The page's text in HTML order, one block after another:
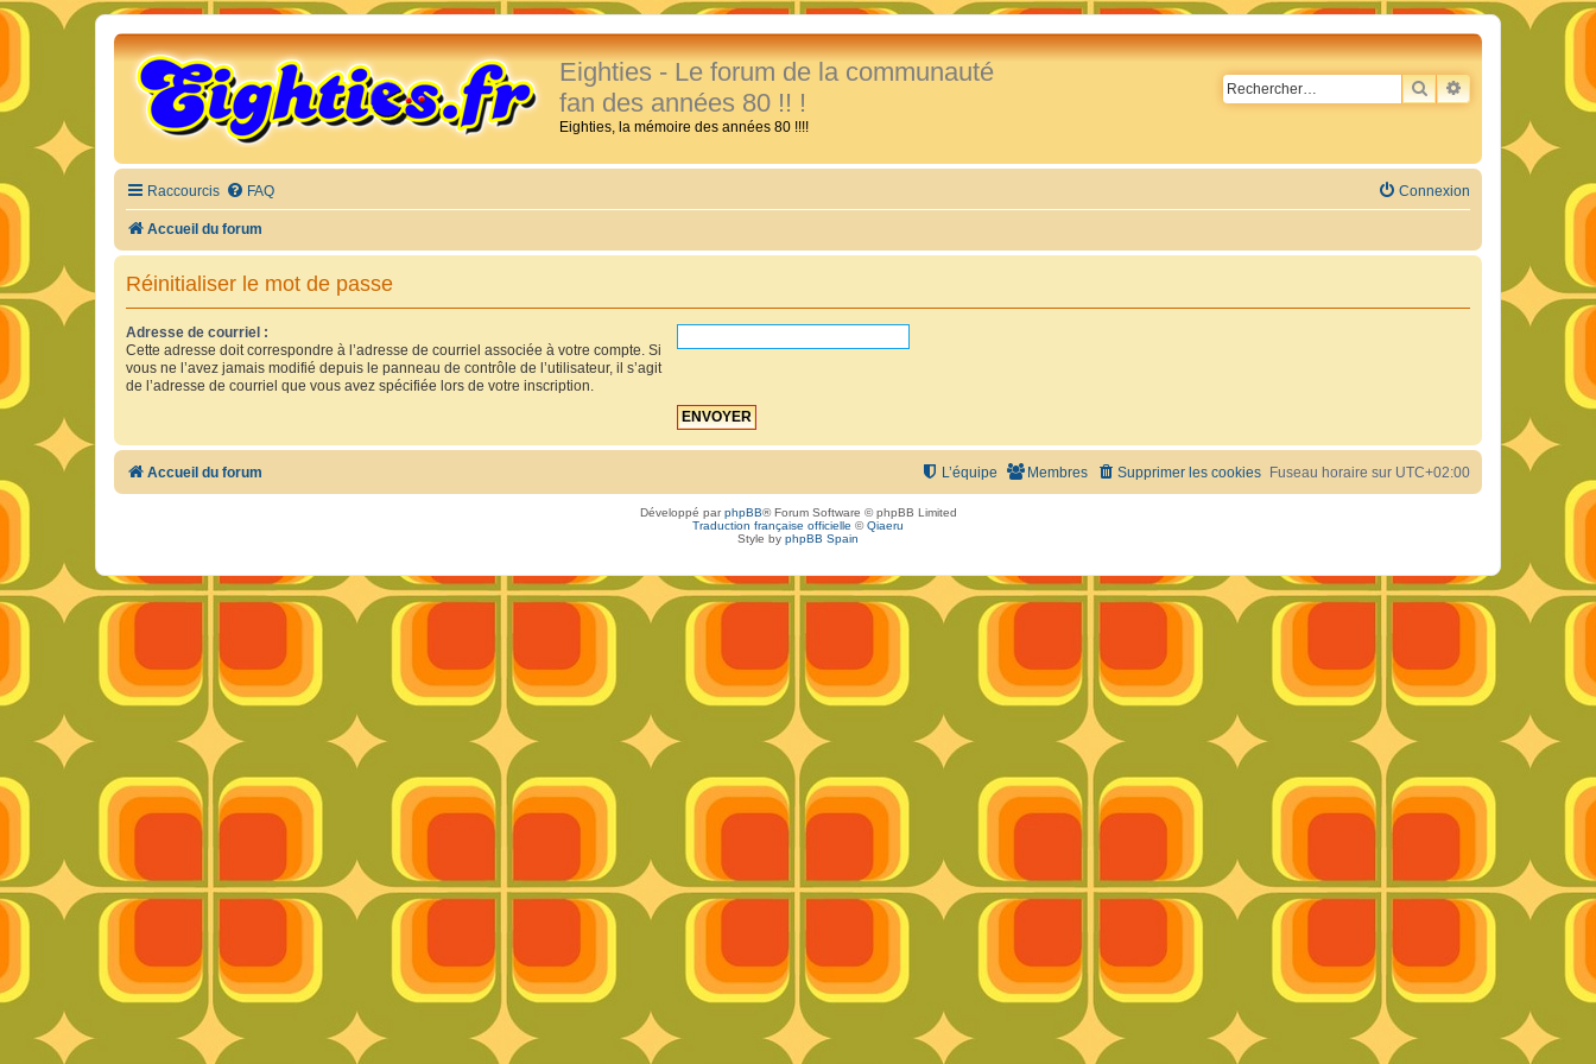
Eighties - Le forum de la communauté
fan des années 80 !! !
Eighties, la mémoire des années 80 !!!!
RECHERCHER
RECHERCHE
Raccourcis FAQ Connexion
Accueil du forum
Réinitialiser le mot de passe
Adresse de courriel :
Cette adresse doit correspondre à l’adresse de courriel associée à votre compte. Si
vous ne l’avez jamais modifié depuis le panneau de contrôle de l’utilisateur, il s’agit
de l’adresse de courriel que vous avez spécifiée lors de votre inscription.
Accueil du forum Fuseau horaire sur UTC+02:00
Supprimer les cookies
Membres
L’équipe
Développé parphpBB® Forum Software © phpBB Limited
Traduction française officielle ©Qiaeru
Style by phpBB Spain